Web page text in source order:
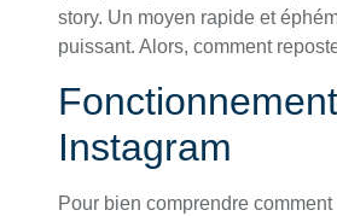
story. Un moyen rapide et
puissant. Alors, comment
Instagram
Pour bien comprendre